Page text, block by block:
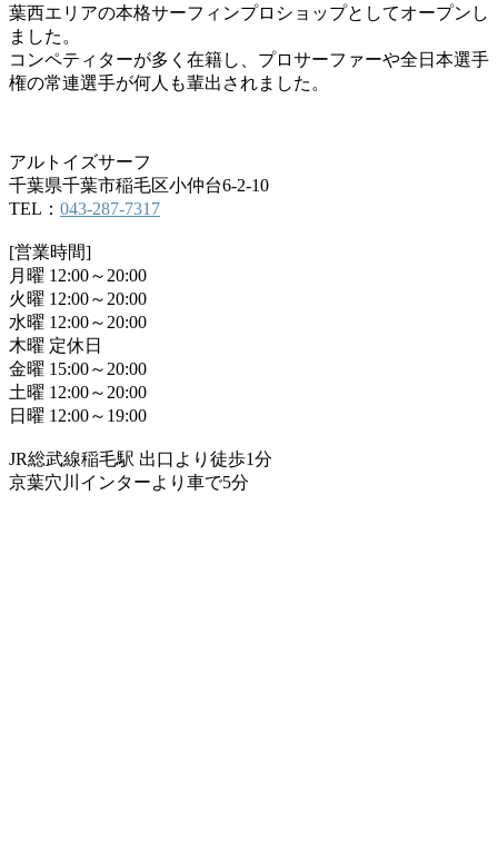
葉西エリアの本格サーフィンプロショップとしてオープンし
ました。
コンペティターが多く在籍し、プロサーファーや全日本選手
権の常連選手が何人も輩出されました。
アルトイズサーフ
千葉県千葉市稲毛区小仲台6-2-10
TEL： 043-287-7317
[営業時間]
月曜 12:00～20:00
火曜 12:00～20:00
水曜 12:00～20:00
木曜 定休日
金曜 15:00～20:00
土曜 12:00～20:00
日曜 12:00～19:00
JR総武線稲毛駅 出口より徒歩1分
京葉穴川インターより車で5分